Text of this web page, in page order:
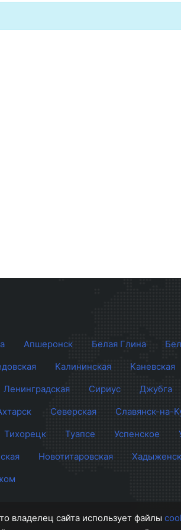
Апшеронск Белая Глина
Калининская Каневская
Ленинградская Сириус Джубга
Северская Славянск-на-
Тихорецк Туапсе Успенское
Новотитаровская Хадыженск
владелец сайта использует файлы